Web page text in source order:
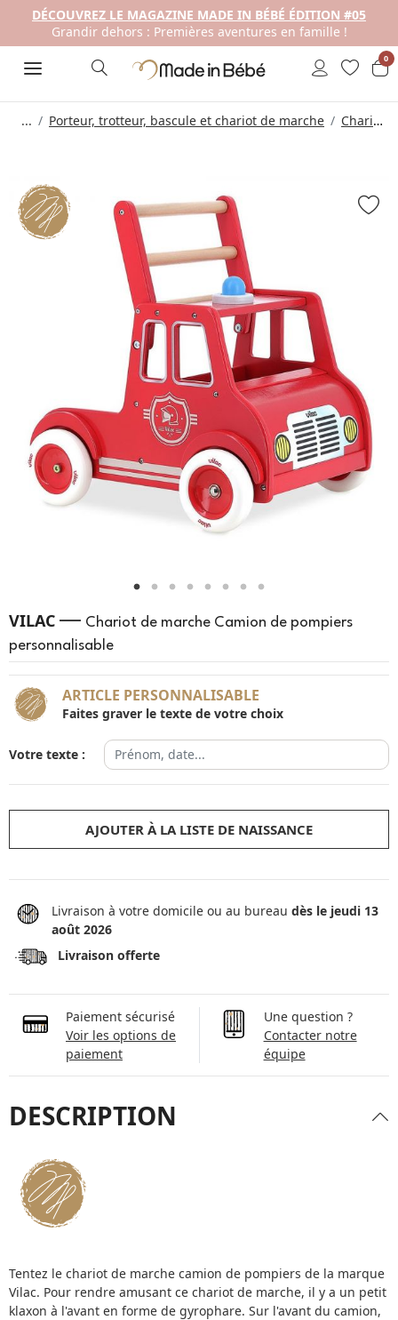
DÉCOUVREZ LE MAGAZINE MADE IN BÉBÉ ÉDITION #05
Grandir dehors : Premières aventures en famille !
0
... Porteur, trotteur, bascule et chariot de marche Chariot de marche
VILAC — Chariot de marche Camion de pompiers
personnalisable
ARTICLE PERSONNALISABLE
Faites graver le texte de votre choix
Votre texte :
AJOUTER À LA LISTE DE NAISSANCE
Livraison à votre domicile ou au bureau dès le jeudi 13
août 2026
Livraison offerte
Paiement sécurisé
Voir les options de
paiement
Une question ?
Contacter notre
équipe
DESCRIPTION
Tentez le chariot de marche camion de pompiers de la marque
Vilac. Pour rendre amusant ce chariot de marche, il y a un petit
klaxon à l'avant en forme de gyrophare. Sur l'avant du camion,